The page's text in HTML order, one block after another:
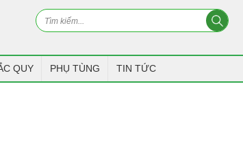
QUY PHỤ TÙNG TIN TỨC